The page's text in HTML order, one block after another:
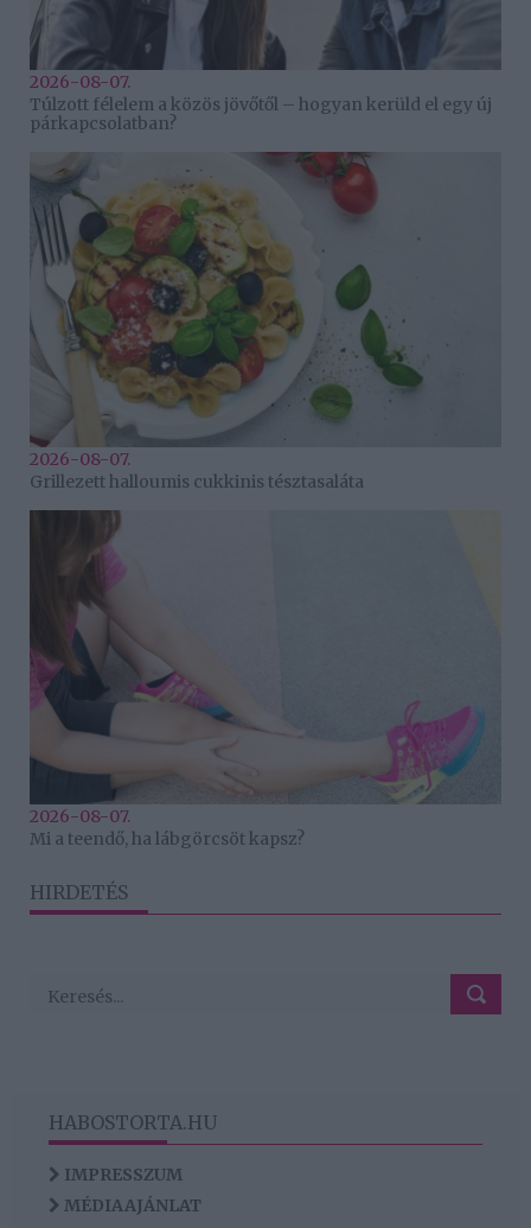
2026-08-07.
Túlzott félelem a közös jövőtől – hogyan kerüld el egy új
párkapcsolatban?
2026-08-07.
Grillezett halloumis cukkinis tésztasaláta
2026-08-07.
Mi a teendő, ha lábgörcsöt kapsz?
HIRDETÉS
HABOSTORTA.HU
IMPRESSZUM
MÉDIAAJÁNLAT